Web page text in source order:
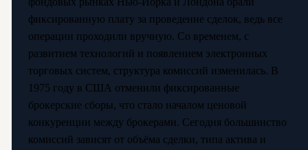
фиксированную плату за проведение сделок, ведь все
операции проходили вручную. Со временем, с
развитием технологий и появлением электронных
торговых систем, структура комиссий изменилась. В
1975 году в США отменили фиксированные
брокерские сборы, что стало началом ценовой
конкуренции между брокерами. Сегодня большинство
комиссий зависят от объёма сделки, типа актива и